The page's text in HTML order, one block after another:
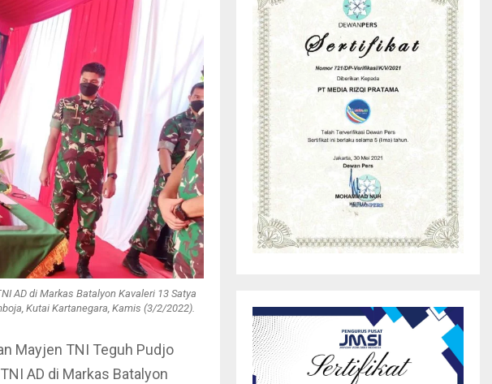
AD di Markas Batalyon Kavaleri 13 Satya
Kutai Kartanegara, Kamis (3/2/2022).
Mayjen TNI Teguh Pudjo
AD di Markas Batalyon